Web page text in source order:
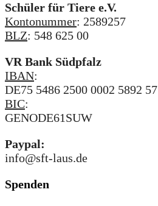
Schüler für Tiere e.V.
Kontonummer: 2589257
BLZ: 548 625 00
VR Bank Südpfalz
IBAN:
DE75 5486 2500 0002 5892 57
BIC:
GENODE61SUW
Paypal:
info@sft-laus.de
Spenden